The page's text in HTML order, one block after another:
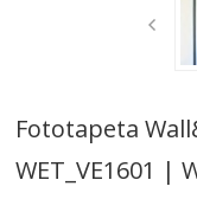
Fototapeta
WET_VE1601 |